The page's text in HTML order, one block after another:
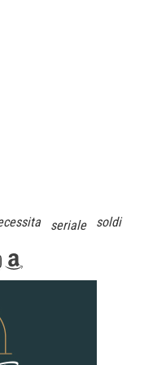
seriale soldi
Amazon